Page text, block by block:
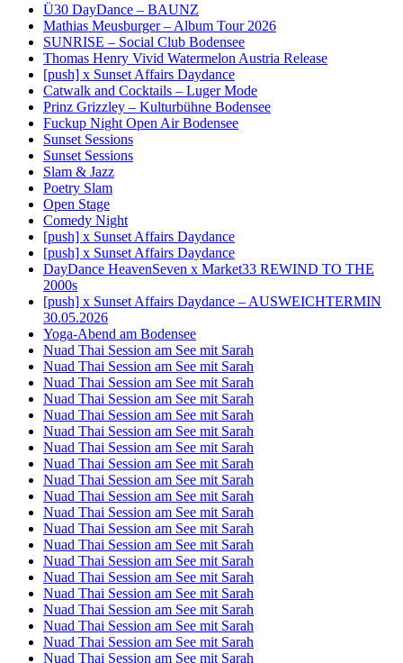
Ü30 DayDance – BAUNZ
Mathias Meusburger – Album Tour 2026
SUNRISE – Social Club Bodensee
Thomas Henry Vivid Watermelon Austria Release
[push] x Sunset Affairs Daydance
Catwalk and Cocktails – Luger Mode
Prinz Grizzley – Kulturbühne Bodensee
Fuckup Night Open Air Bodensee
Sunset Sessions
Sunset Sessions
Slam & Jazz
Poetry Slam
Open Stage
Comedy Night
[push] x Sunset Affairs Daydance
[push] x Sunset Affairs Daydance
DayDance HeavenSeven x Market33 REWIND TO THE
2000s
[push] x Sunset Affairs Daydance – AUSWEICHTERMIN
30.05.2026
Yoga-Abend am Bodensee
Nuad Thai Session am See mit Sarah
Nuad Thai Session am See mit Sarah
Nuad Thai Session am See mit Sarah
Nuad Thai Session am See mit Sarah
Nuad Thai Session am See mit Sarah
Nuad Thai Session am See mit Sarah
Nuad Thai Session am See mit Sarah
Nuad Thai Session am See mit Sarah
Nuad Thai Session am See mit Sarah
Nuad Thai Session am See mit Sarah
Nuad Thai Session am See mit Sarah
Nuad Thai Session am See mit Sarah
Nuad Thai Session am See mit Sarah
Nuad Thai Session am See mit Sarah
Nuad Thai Session am See mit Sarah
Nuad Thai Session am See mit Sarah
Nuad Thai Session am See mit Sarah
Nuad Thai Session am See mit Sarah
Nuad Thai Session am See mit Sarah
Nuad Thai Session am See mit Sarah